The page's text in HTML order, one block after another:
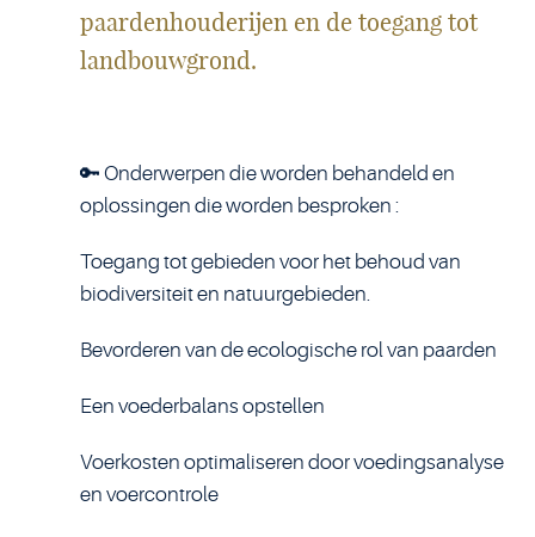
paardenhouderijen en de toegang tot
landbouwgrond.
🔑 Onderwerpen die worden behandeld en
oplossingen die worden besproken :
Toegang tot gebieden voor het behoud van
biodiversiteit en natuurgebieden.
Bevorderen van de ecologische rol van paarden
Een voederbalans opstellen
Voerkosten optimaliseren door voedingsanalyse
en voercontrole